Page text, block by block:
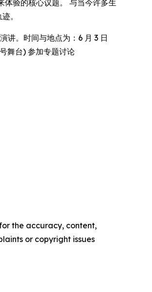
体验的核心议题。 与当今许多生
。
讲。时间与地点为：6 月 3 日
舞台) 参加专题讨论
the accuracy, content,
or copyright issues